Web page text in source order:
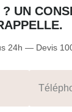
? UN
24h — Devis